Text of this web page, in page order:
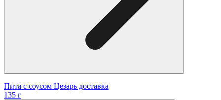
Пита с соусом Цезарь доставка
135 г